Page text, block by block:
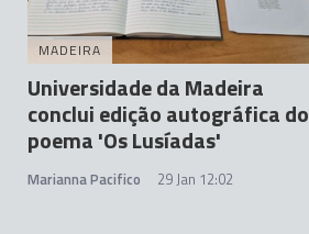
MADEIRA
Universidade da Madeira
conclui edição autográfica do
poema 'Os Lusíadas'
Marianna Pacifico 29 Jan 12:02